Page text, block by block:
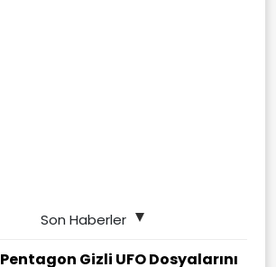
Son Haberler
Pentagon Gizli UFO Dosyalarını